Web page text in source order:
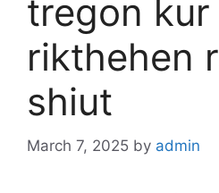
tregon kur
rikthehen
shiut
March 7, 2025 by admin